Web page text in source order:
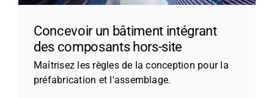
Concevoir un bâtiment intégrant
des composants hors-site
Maîtrisez les règles de la conception pour la
préfabrication et l'assemblage.